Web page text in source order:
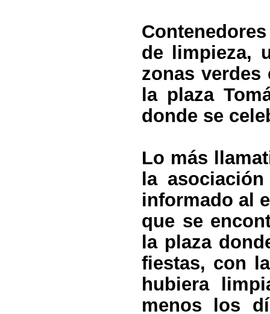
de limpieza,
zonas
la plaza
donde se
Lo más
la
informado al
que se
la plaza
fiestas, con
hubiera
menos los